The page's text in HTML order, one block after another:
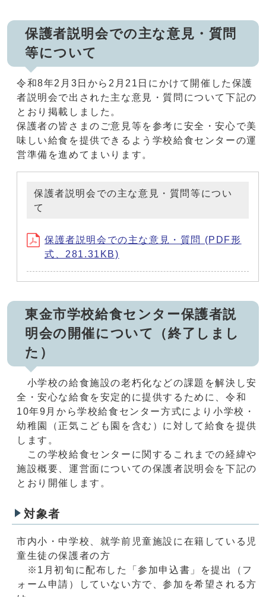
保護者説明会での主な意見・質問
等について
令和8年2月3日から2月21日にかけて開催した保護
者説明会で出された主な意見・質問について下記の
とおり掲載しました。
保護者の皆さまのご意見等を参考に安全・安心で美
味しい給食を提供できるよう学校給食センターの運
営準備を進めてまいります。
保護者説明会での主な意見・質問等につい
て
保護者説明会での主な意見・質問 (PDF形
式、281.31KB)
東金市学校給食センター保護者説
明会の開催について（終了しまし
た）
小学校の給食施設の老朽化などの課題を解決し安
全・安心な給食を安定的に提供するために、令和
10年9月から学校給食センター方式により小学校・
幼稚園（正気こども園を含む）に対して給食を提供
します。
この学校給食センターに関するこれまでの経緯や
施設概要、運営面についての保護者説明会を下記の
とおり開催します。
対象者
市内小・中学校、就学前児童施設に在籍している児
童生徒の保護者の方
※1月初旬に配布した「参加申込書」を提出（フ
ォーム申請）していない方で、参加を希望される方